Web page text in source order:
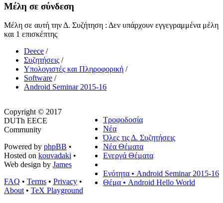
Μέλη σε σύνδεση
Μέλη σε αυτή την Δ. Συζήτηση : Δεν υπάρχουν εγγεγραμμένα μέλη
και 1 επισκέπτης
Deece /
Συζητήσεις /
Υπολογιστές και Πληροφορική /
Software /
Android Seminar 2015-16
Τροφοδοσία
Νέα
Όλες τις Δ. Συζητήσεις
Νέα Θέματα
Ενεργά Θέματα
Ενότητα • Android Seminar 2015-16
Θέμα • Android Hello World
Copyright © 2017
DUTh EECE
Community
Powered by phpBB •
Hosted on kouvadaki •
Web design by James
FAQ • Terms • Privacy •
About • TeX Playground